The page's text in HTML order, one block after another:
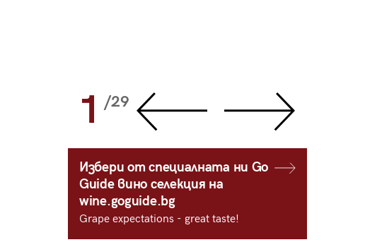
1 /29
Избери от специалната ни Go
Guide вино селекция на
wine.goguide.bg
Grape expectations - great taste!